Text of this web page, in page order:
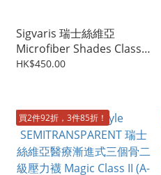
Sigvaris 瑞士絲維亞
Microfiber Shades Class 1
男仕漸進式壓力襪
HK$450.00
買2件92折，3件85折！